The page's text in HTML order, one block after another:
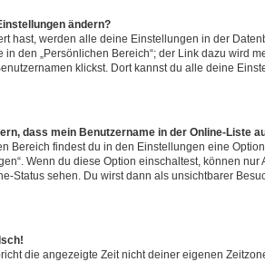
ändern?
hast, werden alle deine Einstellungen in der
in den „Persönlichen Bereich“; der Link dazu wird
klickst. Dort kannst du alle deine
dass mein Benutzername in der Online-Liste
Bereich findest du in den Einstellungen eine
Wenn du diese Option einschaltest, können
Status sehen. Du wirst dann als unsichtbarer
die angezeigte Zeit nicht deiner eigenen